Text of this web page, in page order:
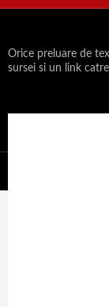
Orice preluare de
sursei si un link